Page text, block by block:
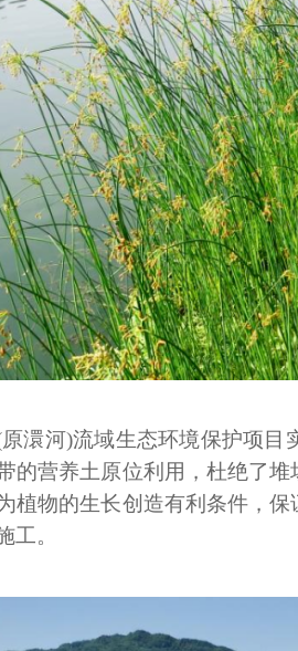
澴河)流域生态环境保护项目
的营养土原位利用，杜绝了
植物的生长创造有利条件，
工。